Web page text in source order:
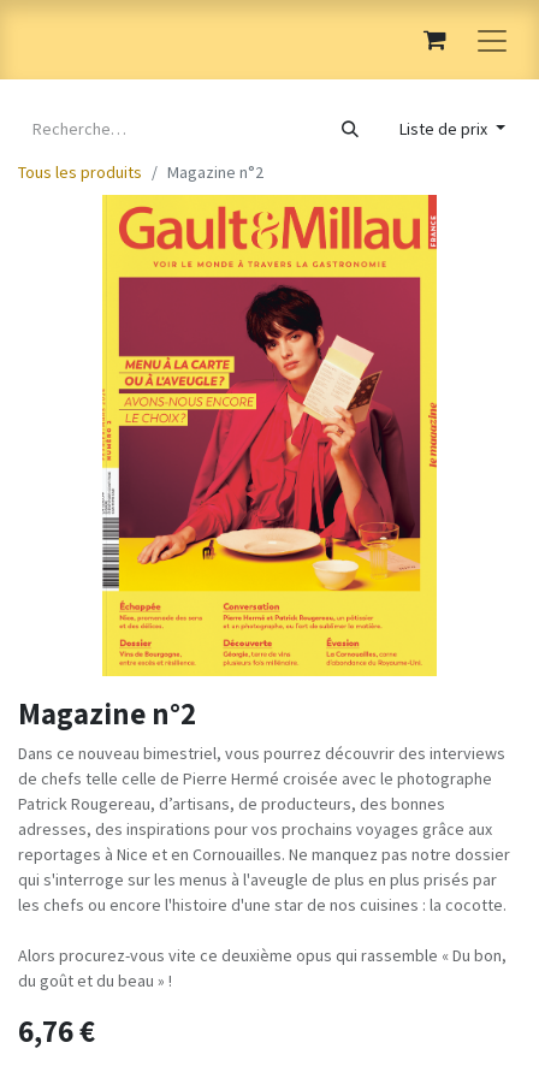
Liste de prix
Tous les produits
Magazine n°2
Magazine n°2
Dans ce nouveau bimestriel, vous pourrez découvrir des interviews
de chefs telle celle de Pierre Hermé croisée avec le photographe
Patrick Rougereau, d’artisans, de producteurs, des bonnes
adresses, des inspirations pour vos prochains voyages grâce aux
reportages à Nice et en Cornouailles. Ne manquez pas notre dossier
qui s'interroge sur les menus à l'aveugle de plus en plus prisés par
les chefs ou encore l'histoire d'une star de nos cuisines : la cocotte.
Alors procurez-vous vite ce deuxième opus qui rassemble « Du bon,
du goût et du beau » !
6,76€